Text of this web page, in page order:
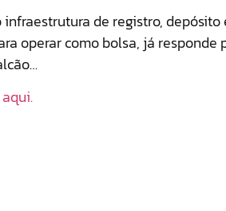
infraestrutura de registro,
operar como bolsa, já responde